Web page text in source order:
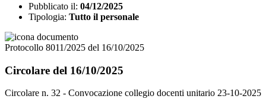
Pubblicato il: 04/12/2025
Tipologia: Tutto il personale
Protocollo 8011/2025 del 16/10/2025
Circolare del 16/10/2025
Circolare n. 32 - Convocazione collegio docenti unitario 23-10-2025